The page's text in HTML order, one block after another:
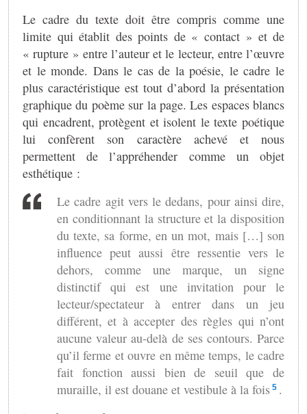
Le cadre du texte doit être compris comme une
limite qui établit des points de « contact » et de
« rupture » entre l’auteur et le lecteur, entre l’œuvre
et le monde. Dans le cas de la poésie, le cadre le
plus caractéristique est tout d’abord la présentation
graphique du poème sur la page. Les espaces blancs
qui encadrent, protègent et isolent le texte poétique
lui confèrent son caractère achevé et nous
permettent de l’appréhender comme un objet
esthétique :
Le cadre agit vers le dedans, pour ainsi dire,
en conditionnant la structure et la disposition
du texte, sa forme, en un mot, mais […] son
influence peut aussi être ressentie vers le
dehors, comme une marque, un signe
distinctif qui est une invitation pour le
lecteur/spectateur à entrer dans un jeu
différent, et à accepter des règles qui n’ont
aucune valeur au-delà de ses contours. Parce
qu’il ferme et ouvre en même temps, le cadre
fait fonction aussi bien de seuil que de
muraille, il est douane et vestibule à la fois 5 .